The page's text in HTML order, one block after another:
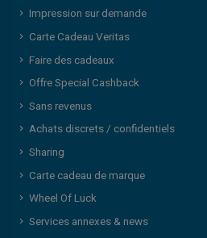
Impression sur demande
Carte Cadeau Veritas
Faire des cadeaux
Offre Special Cashback
Sans revenus
Achats discrets / confidentiels
Sharing
Carte cadeau de marque
Wheel Of Luck
Services annexes & news